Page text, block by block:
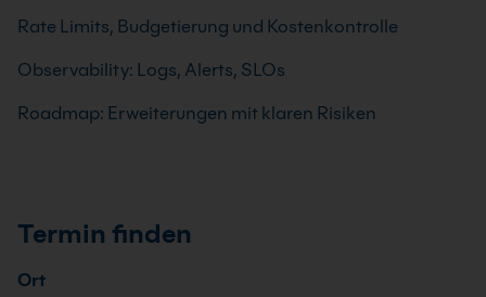
Rate Limits, Budgetierung und Kostenkontrolle
Observability: Logs, Alerts, SLOs
Roadmap: Erweiterungen mit klaren Risiken
Termin finden
Ort